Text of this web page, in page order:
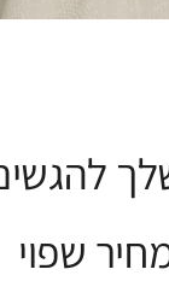
שפוי